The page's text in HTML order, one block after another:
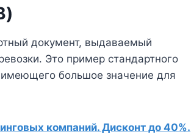
документ, выдаваемый
Это пример стандартного
имеющего большое значение для
компаний. Дисконт до 40%.